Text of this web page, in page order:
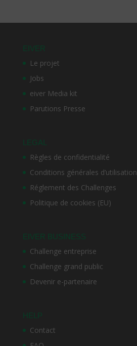
EIVER
Le projet
Jobs
eiver Media kit
Parutions Presse
LEGAL
Règles de confidentialité
Conditions générales d’utilisation
Réglement des Challenges
Politique de cookies (EU)
EIVER BUSINESS
Challenge entreprise
Challenge grand public
Devenir e-partenaire
HELP
Contact